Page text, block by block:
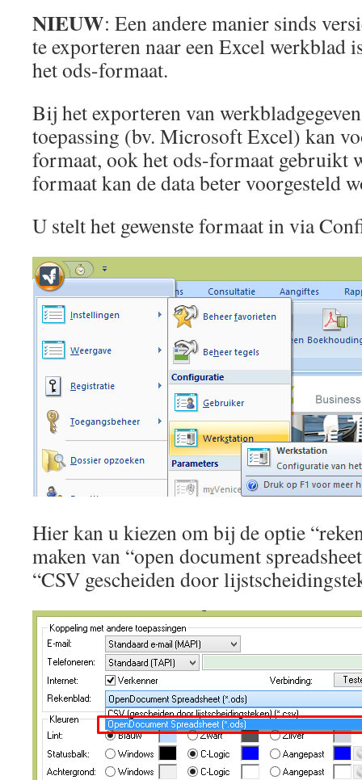
NIEUW: Een andere manier sinds
te exporteren naar een Excel werkblad
het ods-formaat.
Bij het exporteren van
toepassing (bv. Microsoft Excel) kan
formaat, ook het ods-formaat gebruikt
formaat kan de data beter voorgesteld
U stelt het gewenste formaat in via
Hier kan u kiezen om bij de optie
maken van “open document
“CSV gescheiden door